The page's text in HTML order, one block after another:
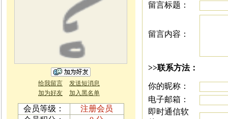
留言标题：
留言内容：
>>联系方法：
你的昵称：
电子邮箱：
即时通信软
给我留言
发送短消息
加为好友
加入黑名单
会员等级：
注册会员